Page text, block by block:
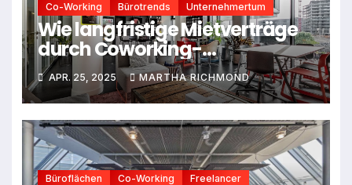
Co-Working Bürotrends Unternehmertum
Wie langfristige Mietverträge
durch Coworking-
Mitgliedschaften ersetzt
werden
APR. 25, 2025 MARTHA RICHMOND
Büroflächen Co-Working Freelancer